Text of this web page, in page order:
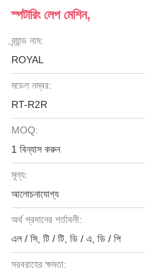
স্পটারিং লেপ মেশিন,
ব্র্যান্ড নাম:
ROYAL
মডেল নম্বর:
RT-R2R
MOQ:
1 বিন্যাস করুন
মূল্য:
আলোচনাযোগ্য
অর্থ প্রদানের শর্তাবলী:
এল / সি, টি / টি, ডি / এ, ডি / পি
সরবরাহের ক্ষমতা: